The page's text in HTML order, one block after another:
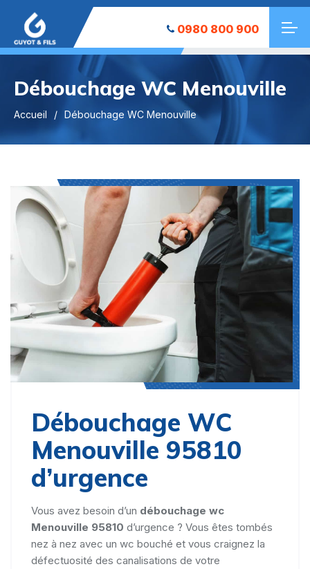
0980 800 900
Débouchage WC Menouville
Accueil Débouchage WC Menouville
Débouchage WC
Menouville 95810
d’urgence
Vous avez besoin d’un débouchage wc
Menouville 95810 d’urgence ? Vous êtes tombés
nez à nez avec un wc bouché et vous craignez la
défectuosité des canalisations de votre